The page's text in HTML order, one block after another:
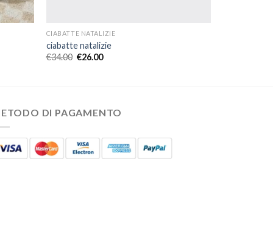
CIABATTE NATALIZIE
ciabatte natalizie
€34.00 €26.00
DI PAGAMENTO